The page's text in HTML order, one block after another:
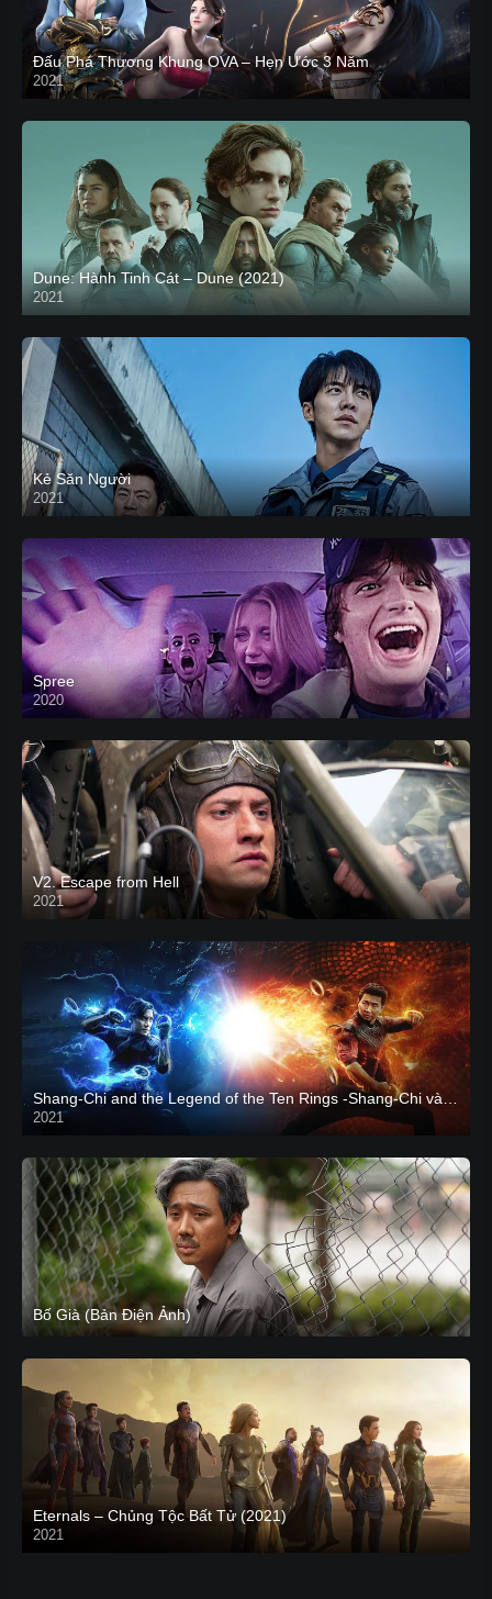
Đấu Phá Thương Khung OVA – Hẹn Ước 3 Năm
2021
Dune: Hành Tinh Cát – Dune (2021)
2021
HD VIETSUB
Kẻ Săn Người
2021
Spree
2020
V2. Escape from Hell
2021
2021
CAM
Bố Già (Bản Điện Ảnh)
Eternals – Chủng Tộc Bất Tử (2021)
2021
Trailer